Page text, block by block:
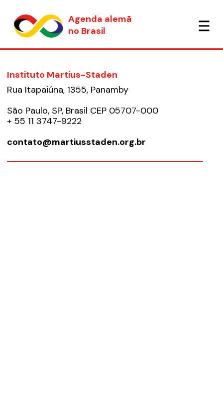
Agenda alemã
no Brasil
Instituto Martius-Staden
Rua Itapaiúna, 1355, Panamby
São Paulo, SP, Brasil CEP 05707-000
+ 55 11 3747-9222
contato@martiusstaden.org.br